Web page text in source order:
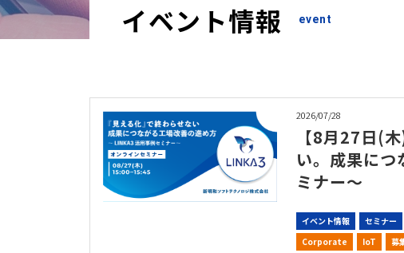
イベント情報 event
2026/07/28
【8月27日(
い。成果に
ミナー～
イベント情報
セミナー
Corporate
IoT 募